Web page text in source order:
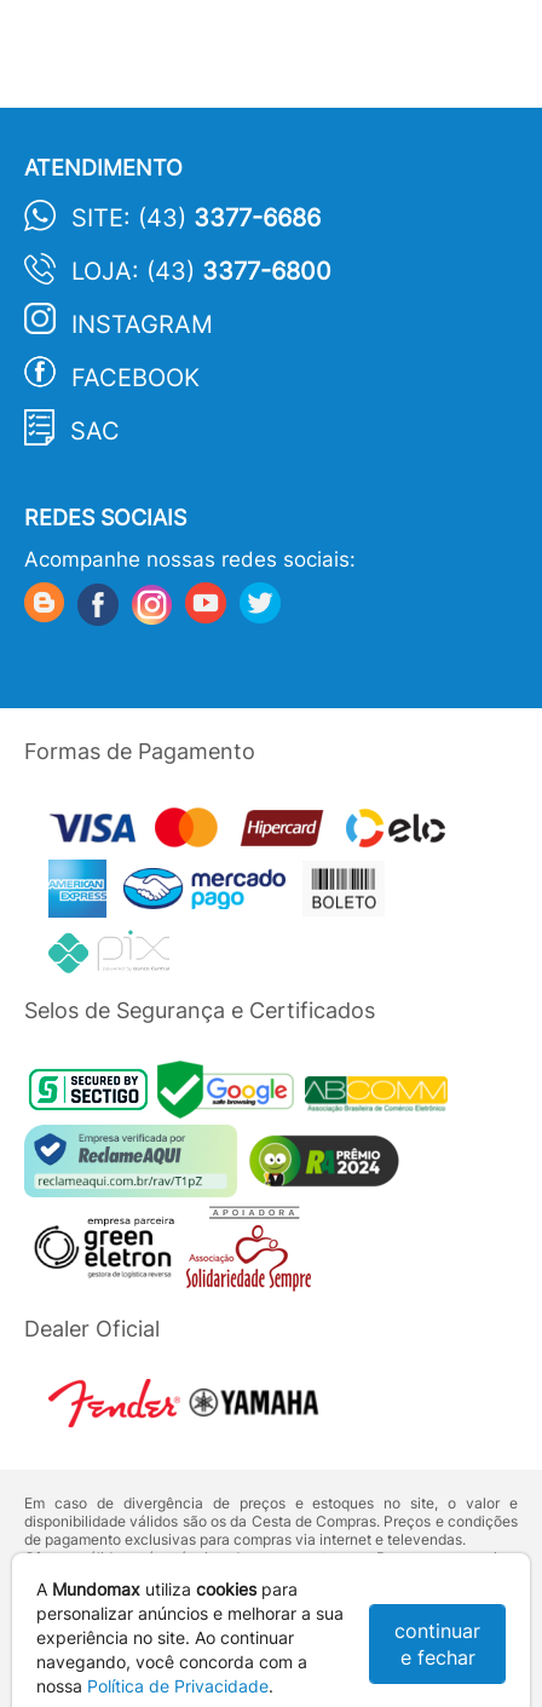
ATENDIMENTO
SITE: (43) 3377-6686
LOJA: (43) 3377-6800
INSTAGRAM
FACEBOOK
SAC
REDES SOCIAIS
Acompanhe nossas redes sociais:
Formas de Pagamento
Selos de Segurança e Certificados
Dealer Oficial
Em caso de divergência de preços e estoques no site, o valor e
disponibilidade válidos são os da Cesta de Compras. Preços e condições
de pagamento exclusivas para compras via internet e televendas.
Ofertas válidas até o término de nossos estoques. Para compras acima
deVenda Corporativa.
Os preços apresentados no site prevalecem sobre outros anunciados em
qualquer outro meio de comunicação ou sites de buscas. Código de
Defesa do Consumidor:Lei nº 8.078.
Vendas sujeitas à confirmação de dados e análises de crédito e risco.
A Mundomax utiliza cookiespara
personalizar anúncios e melhorar a sua
experiência no site. Ao continuar
navegando, você concorda com a
nossa Política de Privacidade.
continuar
e fechar